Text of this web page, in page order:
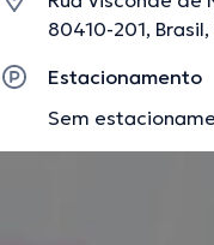
80410-201,
Estacionamento
Sem